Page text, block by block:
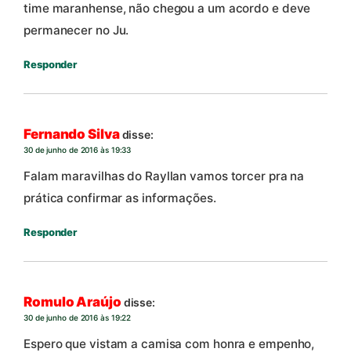
time maranhense, não chegou a um acordo e deve
permanecer no Ju.
Responder
Fernando Silvadisse:
30 de junho de 2016 às 19:33
Falam maravilhas do Rayllan vamos torcer pra na
prática confirmar as informações.
Responder
Romulo Araújo disse:
30 de junho de 2016 às 19:22
Espero que vistam a camisa com honra e empenho,